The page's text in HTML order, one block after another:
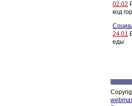
02.02
код
24.01
еды